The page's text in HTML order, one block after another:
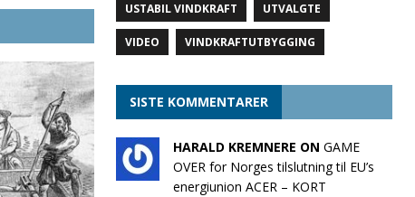
USTABIL VINDKRAFT UTVALGTE
VIDEO VINDKRAFTUTBYGGING
SISTE KOMMENTARER
HARALD KREMNERE ON GAME
OVER for Norges tilslutning til EU’s
energiunion ACER – KORT